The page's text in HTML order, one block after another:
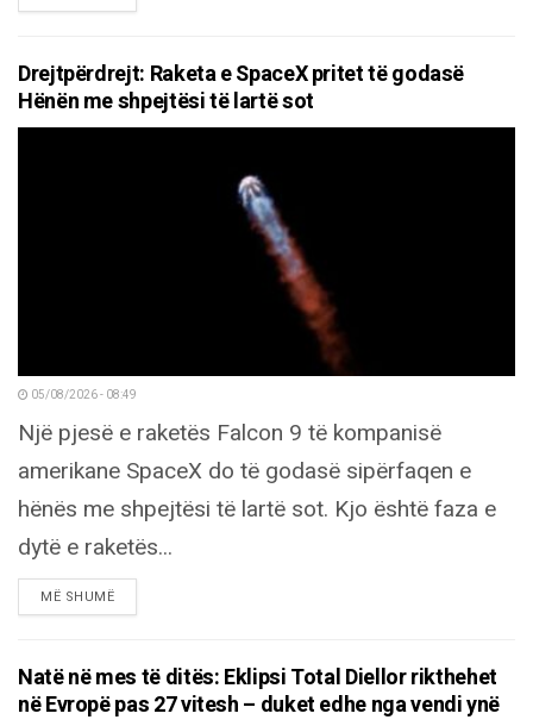
Drejtpërdrejt: Raketa e SpaceX pritet të godasë
Hënën me shpejtësi të lartë sot
05/08/2026 - 08:49
Një pjesë e raketës Falcon 9 të kompanisë
amerikane SpaceX do të godasë sipërfaqen e
hënës me shpejtësi të lartë sot. Kjo është faza e
dytë e raketës...
MË SHUMËDETAILS
Natë në mes të ditës: Eklipsi Total Diellor rikthehet
në Evropë pas 27 vitesh – duket edhe nga vendi ynë